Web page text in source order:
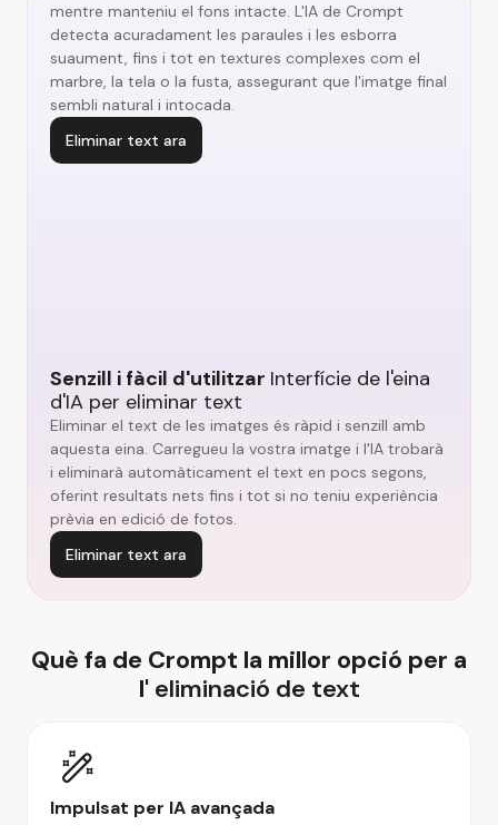
mentre manteniu el fons intacte. L'IA de Crompt
detecta acuradament les paraules i les esborra
suaument, fins i tot en textures complexes com el
marbre, la tela o la fusta, assegurant que l'imatge final
sembli natural i intocada.
Eliminar text ara
Senzill i fàcil d'utilitzar Interfície de l'eina
d'IA per eliminar text
Eliminar el text de les imatges és ràpid i senzill amb
aquesta eina. Carregueu la vostra imatge i l'IA trobarà
i eliminarà automàticament el text en pocs segons,
oferint resultats nets fins i tot si no teniu experiència
prèvia en edició de fotos.
Eliminar text ara
Què fa de Crompt la millor opció per a
l'eliminació de text
Impulsat per IA avançada